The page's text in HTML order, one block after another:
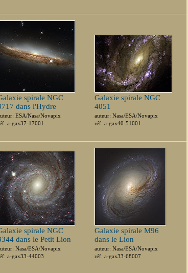
spirale NGC
dans l'Hydre
ESA/Nasa/Novapix
a-gax37-17001
Galaxie spirale NGC
4051
auteur: Nasa/ESA/Novapix
réf: a-gax40-51001
spirale NGC
dans le Petit Lion
Nasa/ESA/Novapix
a-gax33-44003
Galaxie spirale M96
dans le Lion
auteur: Nasa/ESA/Novapix
réf: a-gax33-68007